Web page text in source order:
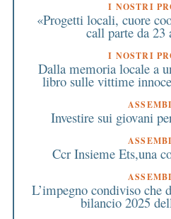
I NOSTRI
«Progetti locali, cuore
call parte da 23
I NOSTRI
Dalla memoria locale a
libro sulle vittime
Investire sui giovani
Ccr Insieme Ets,una
L’impegno condiviso che
bilancio 2025